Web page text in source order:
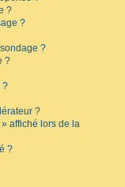
?
?
?
?
?
?
affiché lors de la
?